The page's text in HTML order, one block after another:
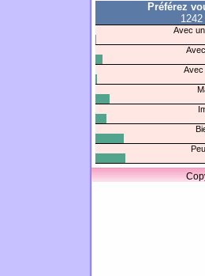
Préférez
Avec
Avec